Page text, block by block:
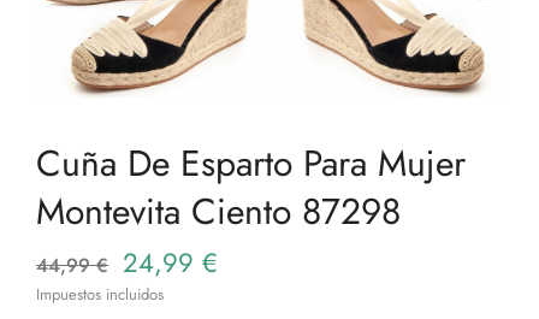
Cuña De Esparto Para Mujer
Montevita Ciento 87298
44,99 € 24,99 €
Impuestos incluidos